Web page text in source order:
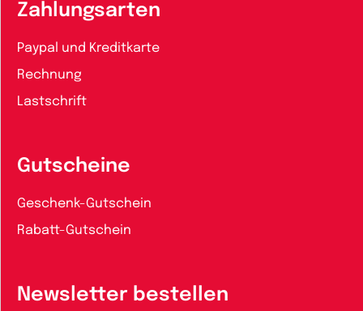
Zahlungsarten
Paypal und Kreditkarte
Rechnung
Lastschrift
Gutscheine
Geschenk-Gutschein
Rabatt-Gutschein
Newsletter bestellen